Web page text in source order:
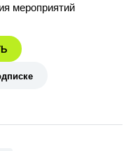
мероприятий